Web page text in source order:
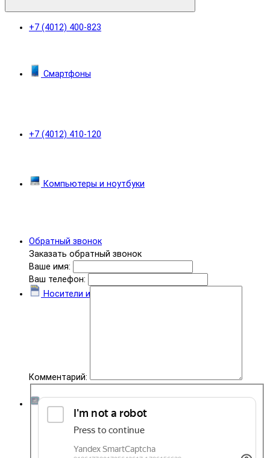
+7 (4012) 400-823
+7 (4012) 410-120
Обратный звонок
Заказать обратный звонок
Ваше имя:
Ваш телефон:
Комментарий:
Смартфоны
Компьютеры и ноутбуки
Носители информации
Комплектующие